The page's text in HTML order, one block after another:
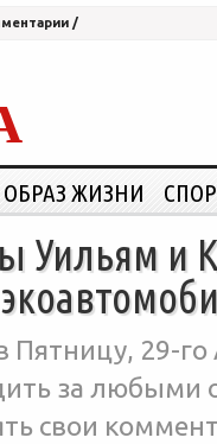
/
ОБРАЗ ЖИЗНИ
Уильям и
Пятницу, 29-го
за любыми
свои